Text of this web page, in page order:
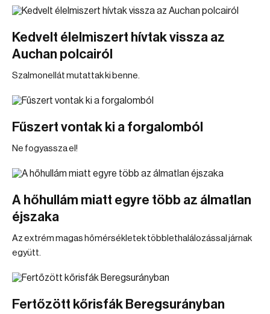
Kedvelt élelmiszert hívtak vissza az
Auchan polcairól
Szalmonellát mutattak ki benne.
Fűszert vontak ki a forgalomból
Ne fogyassza el!
A hőhullám miatt egyre több az álmatlan
éjszaka
Az extrém magas hőmérsékletek többlethalálozással járnak
együtt.
Fertőzött kőrisfák Beregsurányban